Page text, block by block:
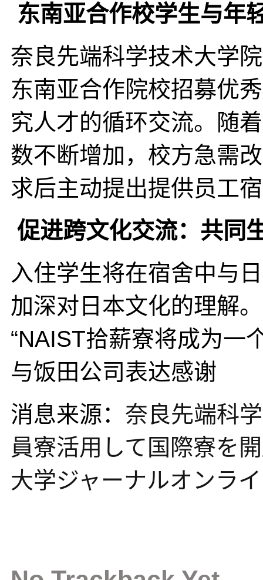
东南亚合作校学生与年
奈良先端科学技术大学
东南亚合作院校招募优
究人才的循环交流。随
数不断增加，校方急需
求后主动提出提供员工
促进跨文化交流：共同
入住学生将在宿舍中与
加深对日本文化的理解
“NAIST拾薪寮将成为一
与饭田公司表达感谢
消息来源： 奈良先端科
員寮活用して国際寮を
大学ジャーナルオンラ